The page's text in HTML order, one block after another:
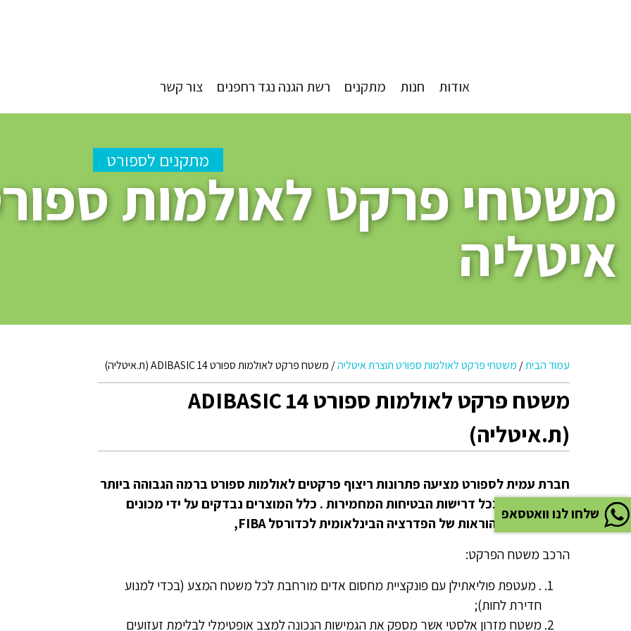
אודות חנות מתקנים רשת הגנה נגד רחפנים צור קשר
שלחו לנו וואטסאפ
מתקנים לספורט
משטחי פרקט לאולמות
איטליה
עמוד הבית/ משטחי פרקט לאולמות ספורט תוצרת איטליה/ משטח פרקט לאולמות ספורט ADIBASIC 14 (ת.איטליה)
משטח פרקט לאולמות ספורט ADIBASIC 14
(ת.איטליה)
חברת עמית לספורט מציעה פתרונות ריצוף פרקטים לאולמות ספורט ברמה הגבוהה ביותר
אשר עומדים בכל דרישות הבטיחות המחמירות . כלל המוצרים נבדקים על ידי מכונים
מוסמכים לפי הוראות של הפדרציה הבינלאומית לכדורסל FIBA,
הרכב משטח הפרקט:
. מעטפת פוליאתילן עם פונקציית מחסום אדים מורחבת לכל משטח המצע (בכדי למנוע
חדירת לחות);
משטח מזרון אלסטי אשר מספק את הגמישות הנכונה למצב אופטימלי לבלימת זעזועים